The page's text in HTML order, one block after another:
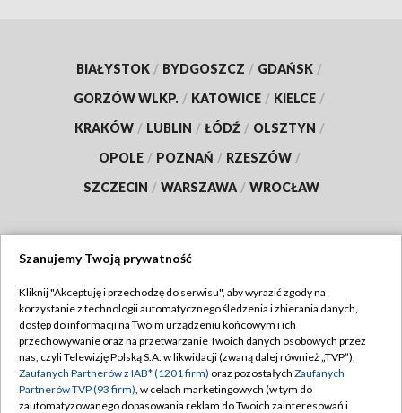
BIAŁYSTOK / BYDGOSZCZ / GDAŃSK /
GORZÓW WLKP. / KATOWICE / KIELCE /
KRAKÓW / LUBLIN / ŁÓDŹ / OLSZTYN /
OPOLE / POZNAŃ / RZESZÓW /
SZCZECIN / WARSZAWA / WROCŁAW
TVP
Abonament TVP
Emisja w TVP
Centrum informacji TVP
Regulamin TVP
Polityka prywatności
Moje zgody
Szanujemy Twoją prywatność
Kliknij "Akceptuję i przechodzę do serwisu", aby wyrazić zgody na
korzystanie z technologii automatycznego śledzenia i zbierania danych,
dostęp do informacji na Twoim urządzeniu końcowym i ich
przechowywanie oraz na przetwarzanie Twoich danych osobowych przez
nas, czyli Telewizję Polską S.A. w likwidacji (zwaną dalej również „TVP”),
Zaufanych Partnerów z IAB* (1201 firm) oraz pozostałych Zaufanych
Partnerów TVP (93 firm), w celach marketingowych (w tym do
zautomatyzowanego dopasowania reklam do Twoich zainteresowań i